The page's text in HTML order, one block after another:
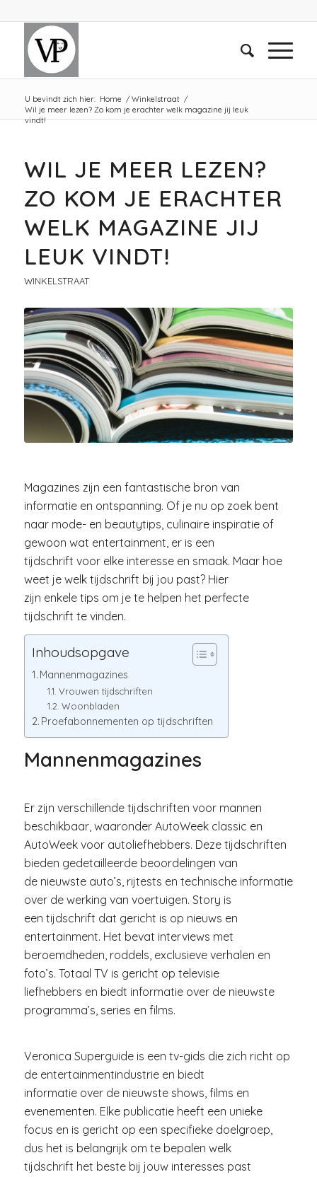
U bevindt zich hier: Home / Winkelstraat /
Wil je meer lezen? Zo kom je erachter welk magazine jij leuk
vindt!
WIL JE MEER LEZEN?
ZO KOM JE ERACHTER
WELK MAGAZINE JIJ
LEUK VINDT!
WINKELSTRAAT
Magazines zijn een fantastische bron van
informatie en ontspanning. Of je nu op zoek bent
naar mode- en beautytips, culinaire inspiratie of
gewoon wat entertainment, er is een
tijdschrift voor elke interesse en smaak. Maar hoe
weet je welk tijdschrift bij jou past? Hier
zijn enkele tips om je te helpen het perfecte
tijdschrift te vinden.
Inhoudsopgave
Mannenmagazines
Vrouwen tijdschriften
Woonbladen
Proefabonnementen op tijdschriften
Mannenmagazines
Er zijn verschillende tijdschriften voor mannen
beschikbaar, waaronder AutoWeek classic en
AutoWeek voor autoliefhebbers. Deze tijdschriften
bieden gedetailleerde beoordelingen van
de nieuwste auto’s, rijtests en technische informatie
over de werking van voertuigen. Story is
een tijdschrift dat gericht is op nieuws en
entertainment. Het bevat interviews met
beroemdheden, roddels, exclusieve verhalen en
foto’s. Totaal TV is gericht op televisie
liefhebbers en biedt informatie over de nieuwste
programma’s, series en films.
Veronica Superguide is een tv-gids die zich richt op
de entertainmentindustrie en biedt
informatie over de nieuwste shows, films en
evenementen. Elke publicatie heeft een unieke
focus en is gericht op een specifieke doelgroep,
dus het is belangrijk om te bepalen welk
tijdschrift het beste bij jouw interesses past